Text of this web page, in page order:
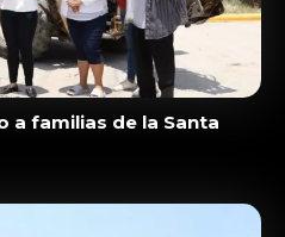
a familias de la Santa